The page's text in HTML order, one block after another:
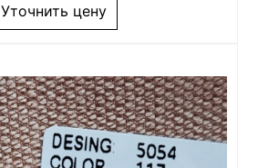
Уточнить цену